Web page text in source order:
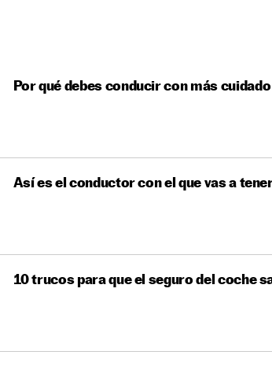
Por qué debes conducir con más
Así es el conductor con el que vas a
10 trucos para que el seguro del coche